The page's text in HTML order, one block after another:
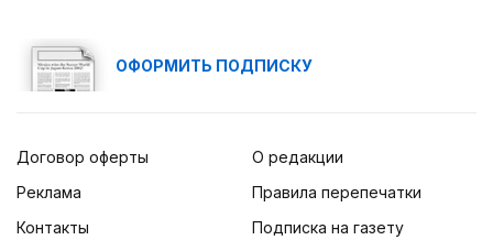
ОФОРМИТЬ ПОДПИСКУ
Договор оферты
Реклама
Контакты
О редакции
Правила перепечатки
Подписка на газету